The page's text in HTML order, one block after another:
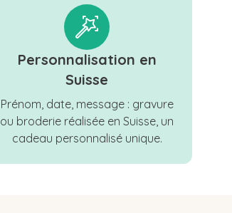
Personnalisation en
Suisse
Prénom, date, message : gravure
ou broderie réalisée en Suisse, un
cadeau personnalisé unique.